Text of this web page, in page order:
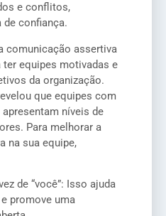
e conflitos,
confiança.
comunicação assertiva
equipes motivadas e
da organização.
que equipes com
níveis de
Para melhorar a
na sua equipe,
de “você”: Isso ajuda
promove uma